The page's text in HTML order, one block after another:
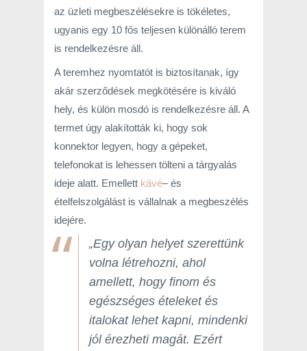
az üzleti megbeszélésekre is tökéletes,
ugyanis egy 10 fős teljesen különálló terem
is rendelkezésre áll.
A teremhez nyomtatót is biztosítanak, így
akár szerződések megkötésére is kiváló
hely, és külön mosdó is rendelkezésre áll. A
termet úgy alakították ki, hogy sok
konnektor legyen, hogy a gépeket,
telefonokat is lehessen tölteni a tárgyalás
ideje alatt. Emellett kávé– és
ételfelszolgálást is vállalnak a megbeszélés
idejére.
„Egy olyan helyet szerettünk
volna létrehozni, ahol
amellett, hogy finom és
egészséges ételeket és
italokat lehet kapni, mindenki
jól érezheti magát. Ezért